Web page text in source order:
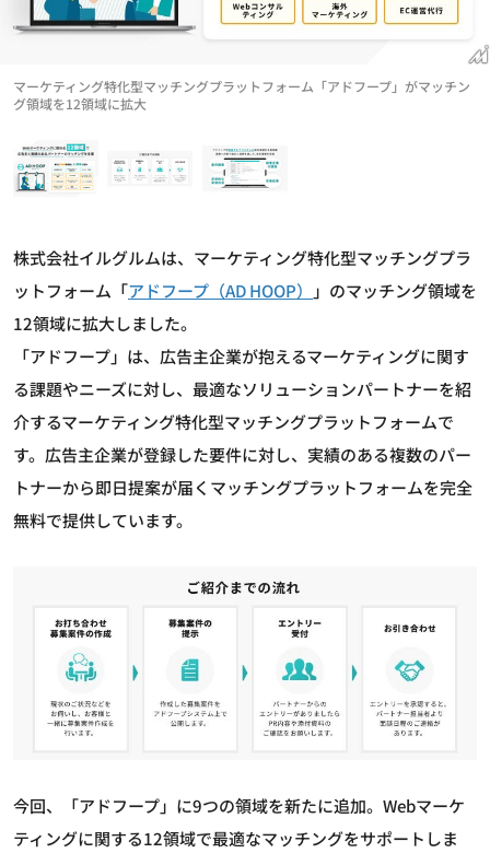
マーケティング特化型マッチングプラットフォーム「アドフープ」がマッチン
グ領域を12領域に拡大
株式会社イルグルムは、マーケティング特化型マッチングプラ
ットフォーム「アドフープ（AD HOOP）
」のマッチング領域を
12領域に拡大しました。
「アドフープ」は、広告主企業が抱えるマーケティングに関す
る課題やニーズに対し、最適なソリューションパートナーを紹
介するマーケティング特化型マッチングプラットフォームで
す。広告主企業が登録した要件に対し、実績のある複数のパー
トナーから即日提案が届くマッチングプラットフォームを完全
無料で提供しています。
今回、「アドフープ」に9つの領域を新たに追加。Webマーケ
ティングに関する12領域で最適なマッチングをサポートしま